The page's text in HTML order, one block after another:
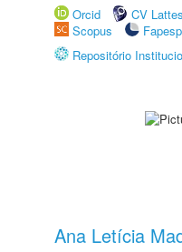
Orcid
CV Lattes
Scopus
Fapesp
Repositório
Ana Letícia